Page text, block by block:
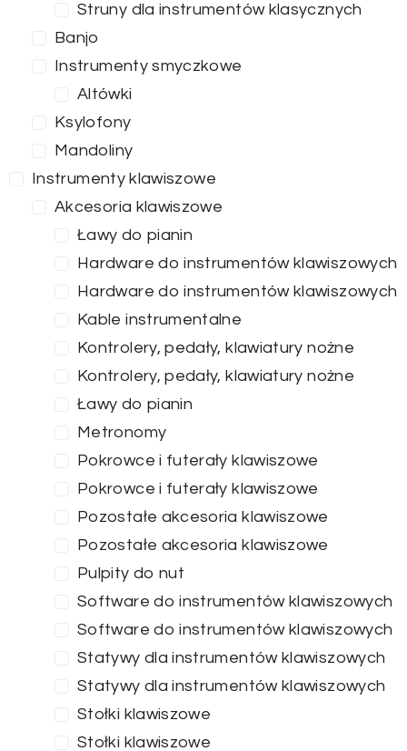
Struny dla instrumentów klasycznych
Banjo
Instrumenty smyczkowe
Altówki
Ksylofony
Mandoliny
Instrumenty klawiszowe
Akcesoria klawiszowe
Ławy do pianin
Hardware do instrumentów klawiszowych
Hardware do instrumentów klawiszowych
Kable instrumentalne
Kontrolery, pedały, klawiatury nożne
Kontrolery, pedały, klawiatury nożne
Ławy do pianin
Metronomy
Pokrowce i futerały klawiszowe
Pokrowce i futerały klawiszowe
Pozostałe akcesoria klawiszowe
Pozostałe akcesoria klawiszowe
Pulpity do nut
Software do instrumentów klawiszowych
Software do instrumentów klawiszowych
Statywy dla instrumentów klawiszowych
Statywy dla instrumentów klawiszowych
Stołki klawiszowe
Stołki klawiszowe